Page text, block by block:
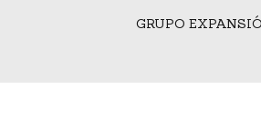
GRUPO